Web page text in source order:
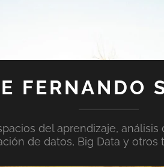
FERNANDO
del aprendizaje,
de datos, Big Data y